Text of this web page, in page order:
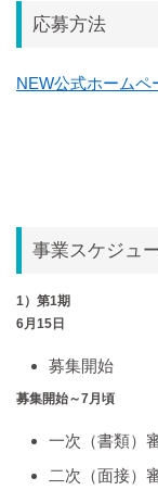
応募方法
NEW公式ホームペ
事業スケジュ
1）第1期
6月15日
募集開始
募集開始～7月頃
一次（書類）
二次（面接）